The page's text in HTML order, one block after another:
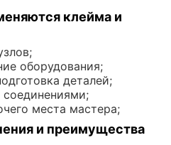
клейма и
оборудования;
деталей;
места мастера;
и преимущества